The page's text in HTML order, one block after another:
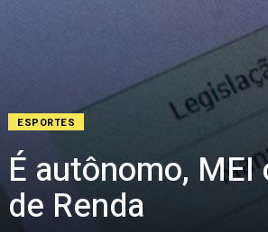
ESPORTES
É autônomo,
de Renda